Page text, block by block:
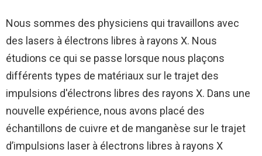
Nous sommes des physiciens qui travaillons avec
des lasers à électrons libres à rayons X. Nous
étudions ce qui se passe lorsque nous plaçons
différents types de matériaux sur le trajet des
impulsions d'électrons libres des rayons X. Dans une
nouvelle expérience, nous avons placé des
échantillons de cuivre et de manganèse sur le trajet
d’impulsions laser à électrons libres à rayons X